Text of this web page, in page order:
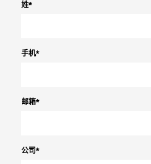
姓*
手机*
邮箱*
公司*